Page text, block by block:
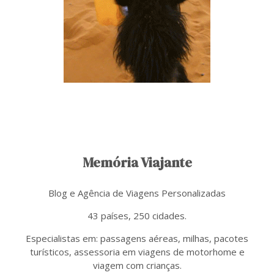
Memória Viajante
Blog e Agência de Viagens Personalizadas
43 países, 250 cidades.
Especialistas em: passagens aéreas, milhas, pacotes
turísticos, assessoria em viagens de motorhome e
viagem com crianças.